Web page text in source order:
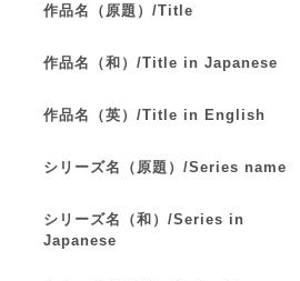
作品名（原題）/Title
作品名（和）/Title in Japanese
作品名（英）/Title in English
シリーズ名（原題）/Series name
シリーズ名（和）/Series in
Japanese